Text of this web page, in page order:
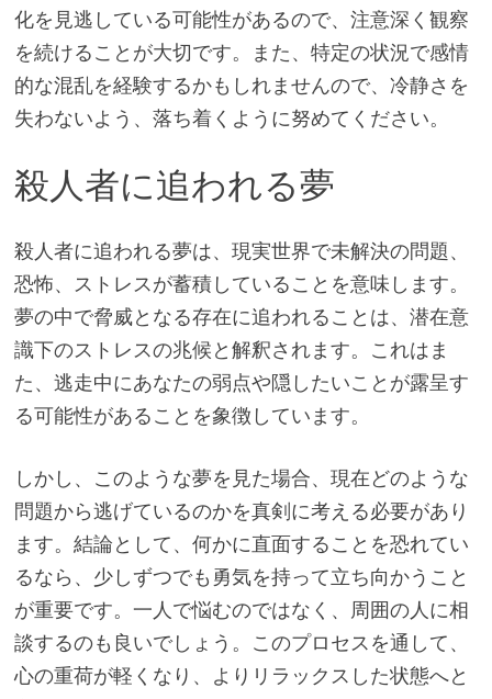
化を見逃している可能性があるので、注意深く観察
を続けることが大切です。また、特定の状況で感情
的な混乱を経験するかもしれませんので、冷静さを
失わないよう、落ち着くように努めてください。
殺人者に追われる夢
殺人者に追われる夢は、現実世界で未解決の問題、
恐怖、ストレスが蓄積していることを意味します。
夢の中で脅威となる存在に追われることは、潜在意
識下のストレスの兆候と解釈されます。これはま
た、逃走中にあなたの弱点や隠したいことが露呈す
る可能性があることを象徴しています。
しかし、このような夢を見た場合、現在どのような
問題から逃げているのかを真剣に考える必要があり
ます。結論として、何かに直面することを恐れてい
るなら、少しずつでも勇気を持って立ち向かうこと
が重要です。一人で悩むのではなく、周囲の人に相
談するのも良いでしょう。このプロセスを通して、
心の重荷が軽くなり、よりリラックスした状態へと